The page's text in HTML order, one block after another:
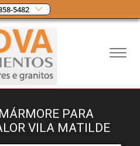
5482
PARA
VILA MATILDE